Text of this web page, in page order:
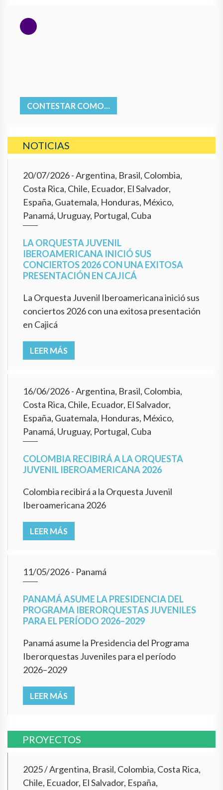
CONTESTAR COMO...
NOTICIAS
20/07/2026- Argentina, Brasil, Colombia,
Costa Rica, Chile, Ecuador, El Salvador,
España, Guatemala, Honduras, México,
Panamá, Uruguay, Portugal, Cuba
LA ORQUESTA JUVENIL
IBEROAMERICANA INICIÓ SUS
CONCIERTOS 2026 CON UNA EXITOSA
PRESENTACIÓN EN CAJICÁ
La Orquesta Juvenil Iberoamericana inició sus
conciertos 2026 con una exitosa presentación
en Cajicá
LEER MÁS
16/06/2026- Argentina, Brasil, Colombia,
Costa Rica, Chile, Ecuador, El Salvador,
España, Guatemala, Honduras, México,
Panamá, Uruguay, Portugal, Cuba
COLOMBIA RECIBIRÁ A LA ORQUESTA
JUVENIL IBEROAMERICANA 2026
Colombia recibirá a la Orquesta Juvenil
Iberoamericana 2026
LEER MÁS
11/05/2026- Panamá
PANAMÁ ASUME LA PRESIDENCIA DEL
PROGRAMA IBERORQUESTAS JUVENILES
PARA EL PERÍODO 2026–2029
Panamá asume la Presidencia del Programa
Iberorquestas Juveniles para el período
2026–2029
LEER MÁS
PROYECTOS
2025/Argentina, Brasil, Colombia, Costa Rica,
Chile, Ecuador, El Salvador, España,